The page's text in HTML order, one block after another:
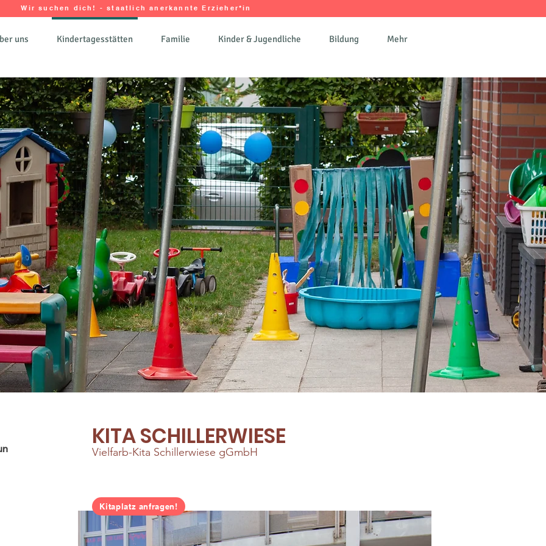
Wir suchen dich! - staatlich anerkannte Erzieher*in
uns Kindertagesstätten Familie Kinder & Jugendliche Bildung Mehr
KITA SCHILLERWIESE
Vielfarb-Kita Schillerwiese gGmbH
Kitaplatz anfragen!